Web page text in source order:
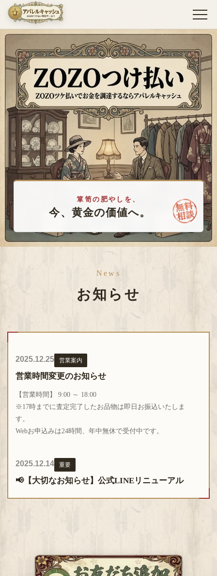
お取引の流れ
信頼の証
お客様への誓い
よくある問答
▼ 今すぐ無料査定 ▼
箪笥の肥やしを、
今、黄金の価値へ。
News
お知らせ
2025.12.25 営業案内
営業時間変更のお知らせ
【営業時間】 9:00 ～ 18:00
※17時までに査定完了したお品物は即日お振込いたしま
す。
Webお申込みは24時間、年中無休で受付中です。
2025.12.14 重要
📢【大切なお知らせ】公式LINEリニューアル
システムの刷新に伴い、公式LINEアカウントを新しく開設
します。
👉 新LINEの友だち追加はこちら